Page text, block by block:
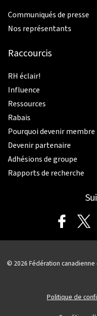
Communiqués de presse
Nos représentants
Raccourcis
RH éclair!
Influence
Ressources
Rabais
Pourquoi devenir membre
Devenir partenaire
Adhésions de groupe
Rapports de recherche
© 2026 Fédération
Politique de